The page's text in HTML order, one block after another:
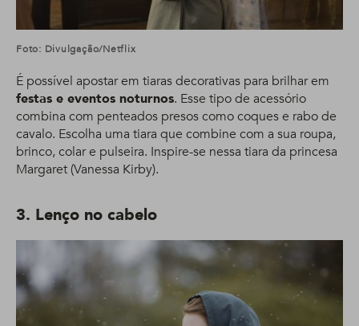
Foto: Divulgação/Netflix
É possível apostar em tiaras decorativas para brilhar em
festas e eventos noturnos. Esse tipo de acessório
combina com penteados presos como coques e rabo de
cavalo. Escolha uma tiara que combine com a sua roupa,
brinco, colar e pulseira. Inspire-se nessa tiara da princesa
Margaret (Vanessa Kirby).
3. Lenço no cabelo